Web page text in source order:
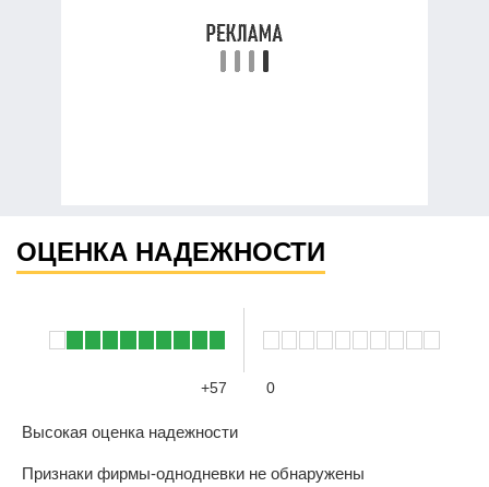
ОЦЕНКА НАДЕЖНОСТИ
+57 0
Высокая оценка надежности
Признаки фирмы-однодневки не обнаружены